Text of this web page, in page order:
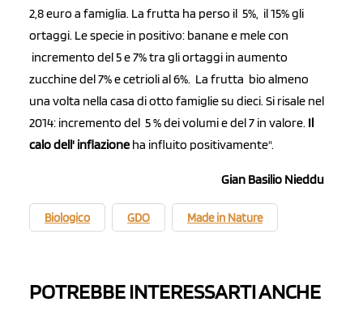
2,8 euro a famiglia. La frutta ha perso il 5%, il 15% gli
ortaggi. Le specie in positivo: banane e mele con
incremento del 5 e 7% tra gli ortaggi in aumento
zucchine del 7% e cetrioli al 6%. La frutta bio almeno
una volta nella casa di otto famiglie su dieci. Si risale nel
2014: incremento del 5 % dei volumi e del 7 in valore. Il
calo dell' inflazione ha influito positivamente".
Gian Basilio Nieddu
Biologico GDO Made in Nature
POTREBBE INTERESSARTI ANCHE